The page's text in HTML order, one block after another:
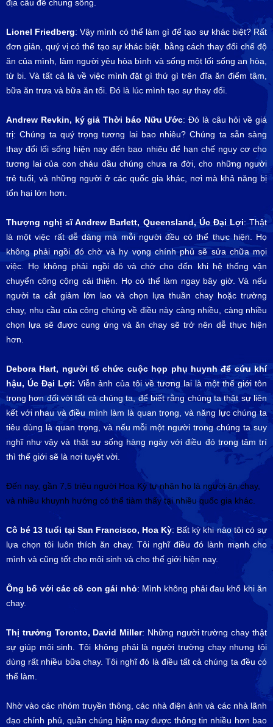
địa cầu để chung sống.
Lionel Friedberg: Vậy mình có thể làm gì để tạo sự khác biệt? Rất
đơn giản, quý vị có thể tạo sự khác biệt. bằng cách thay đổi chế độ
ăn của mình, làm người yêu hòa bình và sống một lối sống an hòa,
từ bi. Và tất cả là về việc mình đặt gì thứ gì trên đĩa ăn điểm tâm,
bữa ăn trưa và bữa ăn tối. Đó là lúc mình tạo sự thay đổi.
Andrew Revkin, ký giả Thời báo Nữu Ước: Đó là câu hỏi về giá
trị: Chúng ta quý trọng tương lai bao nhiêu? Chúng ta sẵn sàng
thay đổi lối sống hiện nay đến bao nhiêu để hạn chế nguy cơ cho
tương lai của con cháu dầu chúng chưa ra đời, cho những người
trẻ tuổi, và những người ở các quốc gia khác, nơi mà khả năng bị
tổn hại lớn hơn.
Thượng nghị sĩ Andrew Barlett, Queensland, Úc Đại Lợi: Thật
là một việc rất dễ dàng mà mỗi người đều có thể thực hiện. Họ
không phải ngồi đó chờ và hy vọng chính phủ sẽ sửa chữa mọi
việc. Họ không phải ngồi đó và chờ cho đến khi hệ thống vận
chuyển công cộng cải thiện. Họ có thể làm ngay bây giờ. Và nếu
người ta cắt giảm lớn lao và chọn lựa thuần chay hoặc trường
chay, nhu cầu của công chúng về điều này càng nhiều, càng nhiều
chọn lựa sẽ được cung ứng và ăn chay sẽ trở nên dễ thực hiện
hơn.
Debora Hart, người tổ chức cuộc họp phụ huynh để cứu khí
hậu, Úc Đại Lợi: Viễn ảnh của tôi về tương lai là một thế giới tôn
trọng hơn đối với tất cả chúng ta, để biết rằng chúng ta thật sự liên
kết với nhau và điều mình làm là quan trọng, và năng lực chúng ta
tiêu dùng là quan trọng, và nếu mỗi một người trong chúng ta suy
nghĩ như vậy và thật sự sống hàng ngày với điều đó trong tâm trí
thì thế giới sẽ là nơi tuyệt vời.
Đến nay, gần 7,5 triệu người Hoa Kỳ tự nhận họ là người ăn chay,
và nhiều khuynh hướng có thể tiàm thấy tại nhiều quốc gia khác.
Cô bé 13 tuổi tại San Francisco, Hoa Kỳ: Bất kỳ khi nào tôi có sự
lựa chọn tôi luôn thích ăn chay. Tôi nghĩ điều đó lành mạnh cho
mình và cũng tốt cho môi sinh và cho thế giới hiện nay.
Ông bố với các cô con gái nhỏ: Mình không phải đau khổ khi ăn
chay.
Thị trưởng Toronto, David Miller: Những người trường chay thật
sự giúp môi sinh. Tôi không phải là người trường chay nhưng tôi
dùng rất nhiều bữa chay. Tôi nghĩ đó là điều tất cả chúng ta đều có
thể làm.
Nhờ vào các nhóm truyền thông, các nhà điện ảnh và các nhà lãnh
đạo chính phủ, quần chúng hiện nay được thông tin nhiều hơn bao